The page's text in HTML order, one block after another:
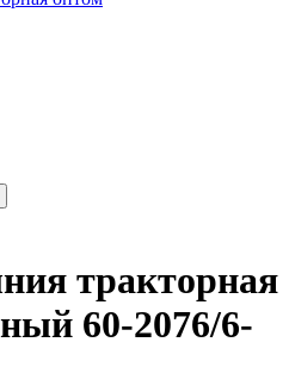
тракторная
60-2076/6-